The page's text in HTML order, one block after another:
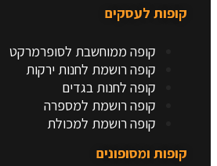
קופות לעסקים
קופה ממוחשבת לסופרמרקט
קופה רושמת לחנות ירקות
קופה לחנות בגדים
קופה רושמת למספרה
קופה רושמת למכולת
קופות ומסופונים